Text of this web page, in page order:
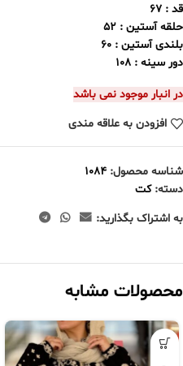
قد : 67
حلقه آستین : 52
بلندی آستین : 60
دور سینه : 108
در انبار موجود نمی باشد
افزودن به علاقه مندی
شناسه محصول: 1084
دسته: کت
به اشتراک بگذارید:
محصولات مشابه